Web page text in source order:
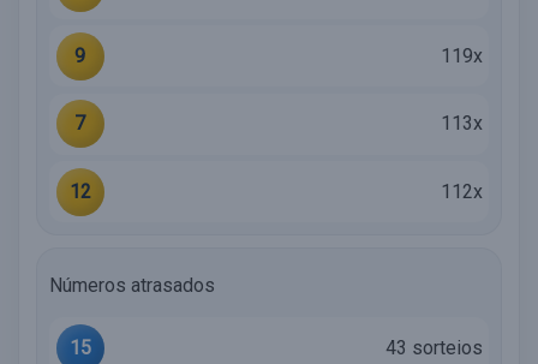
9 119x
7 113x
12 112x
Números atrasados
15 43 sorteios